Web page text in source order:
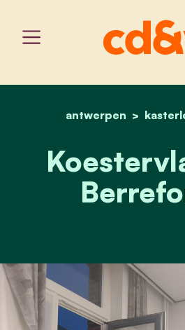
antwerpen